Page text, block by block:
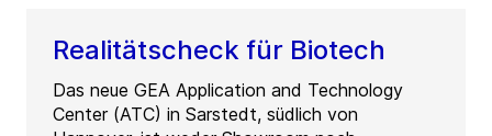
Realitätscheck für Biotech
Das neue GEA Application and Technology
Center (ATC) in Sarstedt, südlich von